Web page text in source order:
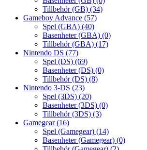
Tillbehör (GB) (34)
Gameboy Advance (57)
Spel (GBA) (40)
Basenheter (GBA) (0)
Tillbehör (GBA) (17)
Nintendo DS (77)
Spel (DS) (69)
Basenheter (DS) (0)
Tillbehör (DS) (8)
Nintendo 3-DS (23)
Spel (3DS) (20)
Basenheter (3DS) (0)
Tillbehör (3DS) (3)
Gamegear(16)
Spel (Gamegear) (14)
Basenheter (Gamegear) (0)